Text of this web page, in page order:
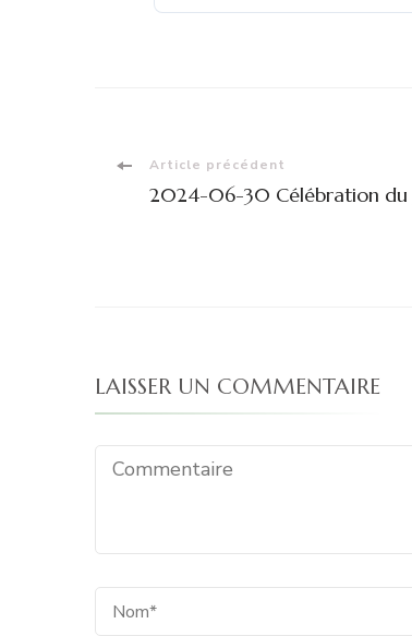
Navigation
Article précédent
2024-06-30 Célébration du
LAISSER UN COMMENTAIRE